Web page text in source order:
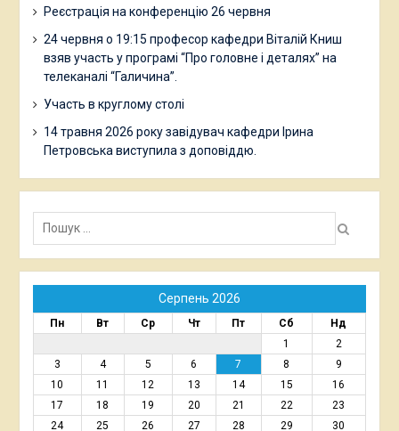
Реєстрація на конференцію 26 червня
24 червня о 19:15 професор кафедри Віталій Книш
взяв участь у програмі “Про головне і деталях” на
телеканалі “Галичина”.
Участь в круглому столі
14 травня 2026 року завідувач кафедри Ірина
Петровська виступила з доповіддю.
Пошук:
Серпень 2026
Пн Вт Ср Чт Пт Сб
Нд
1
2
3
4 5 6 7 8
9
10
11 12 13 14 15
16
17
18 19 20 21 22
23
24
25 26 27 28 29 30